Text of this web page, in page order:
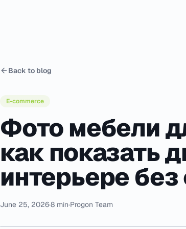
Back to blog
E-commerce
Фото мебели
как показать
интерьере
June 25, 2026·8 min·Progon Team